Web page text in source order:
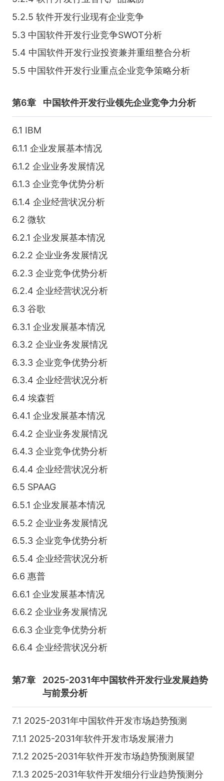
5.2.5 软件开发行业现有企业竞争
5.3 中国软件开发行业竞争SWOT分析
5.4 中国软件开发行业投资兼并重组整合分析
5.5 中国软件开发行业重点企业竞争策略分析
第6章 中国软件开发行业领先企业竞争力分析
6.1 IBM
6.1.1 企业发展基本情况
6.1.2 企业业务发展情况
6.1.3 企业竞争优势分析
6.1.4 企业经营状况分析
6.2 微软
6.2.1 企业发展基本情况
6.2.2 企业业务发展情况
6.2.3 企业竞争优势分析
6.2.4 企业经营状况分析
6.3 谷歌
6.3.1 企业发展基本情况
6.3.2 企业业务发展情况
6.3.3 企业竞争优势分析
6.3.4 企业经营状况分析
6.4 埃森哲
6.4.1 企业发展基本情况
6.4.2 企业业务发展情况
6.4.3 企业竞争优势分析
6.4.4 企业经营状况分析
6.5 SPAAG
6.5.1 企业发展基本情况
6.5.2 企业业务发展情况
6.5.3 企业竞争优势分析
6.5.4 企业经营状况分析
6.6 惠普
6.6.1 企业发展基本情况
6.6.2 企业业务发展情况
6.6.3 企业竞争优势分析
6.6.4 企业经营状况分析
第7章
2025-2031年中国软件开发行业发展趋势
与前景分析
7.1 2025-2031年中国软件开发市场趋势预测
7.1.1 2025-2031年软件开发市场发展潜力
7.1.2 2025-2031年软件开发市场趋势预测展望
7.1.3 2025-2031年软件开发细分行业趋势预测分